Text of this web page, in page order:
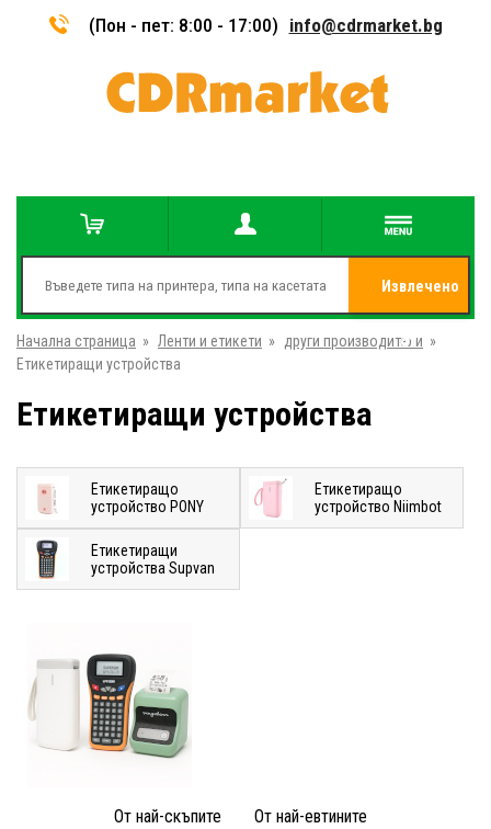
(Пон - пет: 8:00 - 17:00) info@cdrmarket.bg
Извлечено
от
Начална страница » Ленти и етикети » други производители »
Етикетиращи устройства
Етикетиращи устройства
Етикетиращо
устройство PONY
Етикетиращо
устройство Niimbot
Етикетиращи
устройства Supvan
От най-скъпите От най-евтините